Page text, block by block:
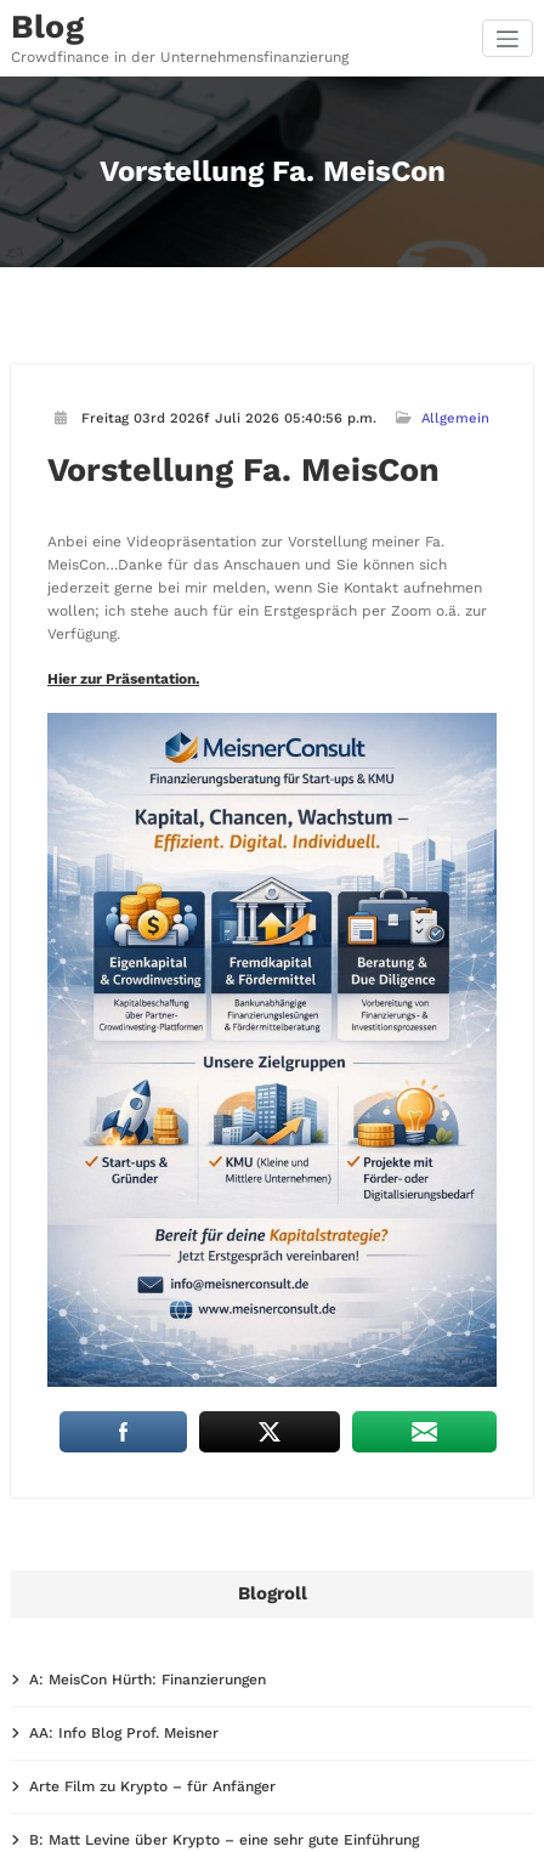
Inhalt
springen
Blog
Crowdfinance in der Unternehmensfinanzierung
Vorstellung Fa. MeisCon
Freitag 03rd 2026f Juli 2026 05:40:56 p.m. Allgemein
Vorstellung Fa. MeisCon
Anbei eine Videopräsentation zur Vorstellung meiner Fa.
MeisCon…Danke für das Anschauen und Sie können sich
jederzeit gerne bei mir melden, wenn Sie Kontakt aufnehmen
wollen; ich stehe auch für ein Erstgespräch per Zoom o.ä. zur
Verfügung.
Hier zur Präsentation.
Blogroll
A: MeisCon Hürth: Finanzierungen
AA: Info Blog Prof. Meisner
Arte Film zu Krypto – für Anfänger
B: Matt Levine über Krypto – eine sehr gute Einführung